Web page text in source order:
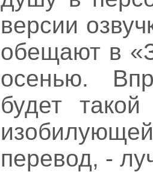
версии
обещают в
осенью.
будет
перевод, -